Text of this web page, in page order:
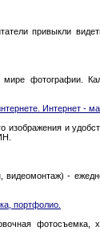
привыкли
фотографии.
Интернет -
и
-
портфолио.
фотосъемка,